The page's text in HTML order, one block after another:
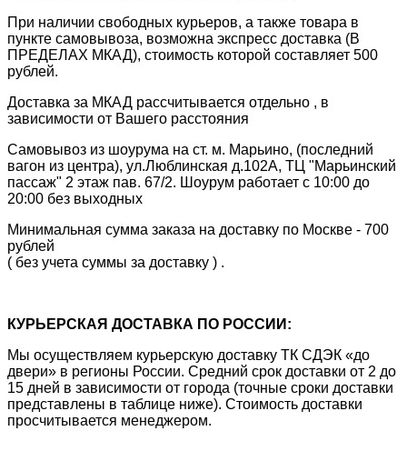
При наличии свободных курьеров, а также товара в
пункте самовывоза, возможна экспресс доставка (В
ПРЕДЕЛАХ МКАД), стоимость которой составляет 500
рублей.
Доставка за МКАД рассчитывается отдельно , в
зависимости от Вашего расстояния
Самовывоз из шоурума на ст. м. Марьино, (последний
вагон из центра), ул.Люблинская д.102А, ТЦ "Марьинский
пассаж" 2 этаж пав. 67/2. Шоурум работает с 10:00 до
20:00 без выходных
Минимальная сумма заказа на доставку по Москве - 700
рублей
( без учета суммы за доставку ) .
КУРЬЕРСКАЯ ДОСТАВКА ПО РОССИИ:
Мы осуществляем курьерскую доставку ТК СДЭК «до
двери» в регионы России. Средний срок доставки от 2 до
15 дней в зависимости от города (точные сроки доставки
представлены в таблице ниже). Стоимость доставки
просчитывается менеджером.